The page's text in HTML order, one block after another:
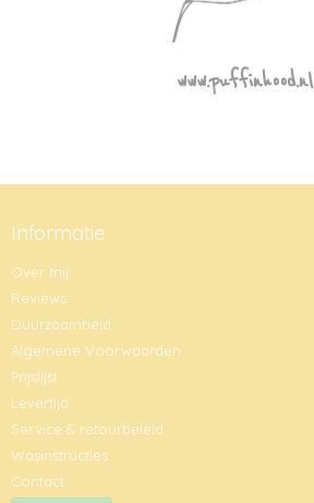
www.puffinhood.nl
Informatie
Over mij
Reviews
Duurzaamheid
Algemene Voorwaarden
Prijslijst
Levertijd
Service & retourbeleid
Wasinstructies
Contact